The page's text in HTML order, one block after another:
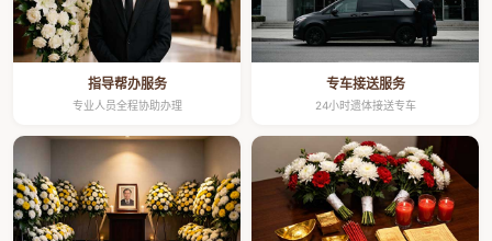
指导帮办服务
专业人员全程协助办理
专车接送服务
24小时遗体接送专车